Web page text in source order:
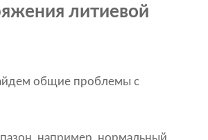
литиевой
общие проблемы с